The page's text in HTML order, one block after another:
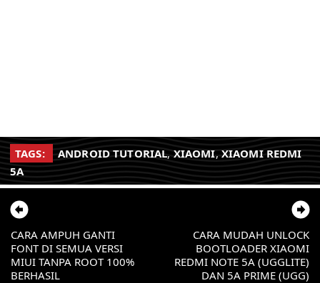
TAGS: ANDROID TUTORIAL, XIAOMI, XIAOMI REDMI
5A
CARA MUDAH UNLOCK
BOOTLOADER XIAOMI
REDMI NOTE 5A (UGGLITE)
DAN 5A PRIME (UGG)
CARA AMPUH GANTI
FONT DI SEMUA VERSI
MIUI TANPA ROOT 100%
BERHASIL